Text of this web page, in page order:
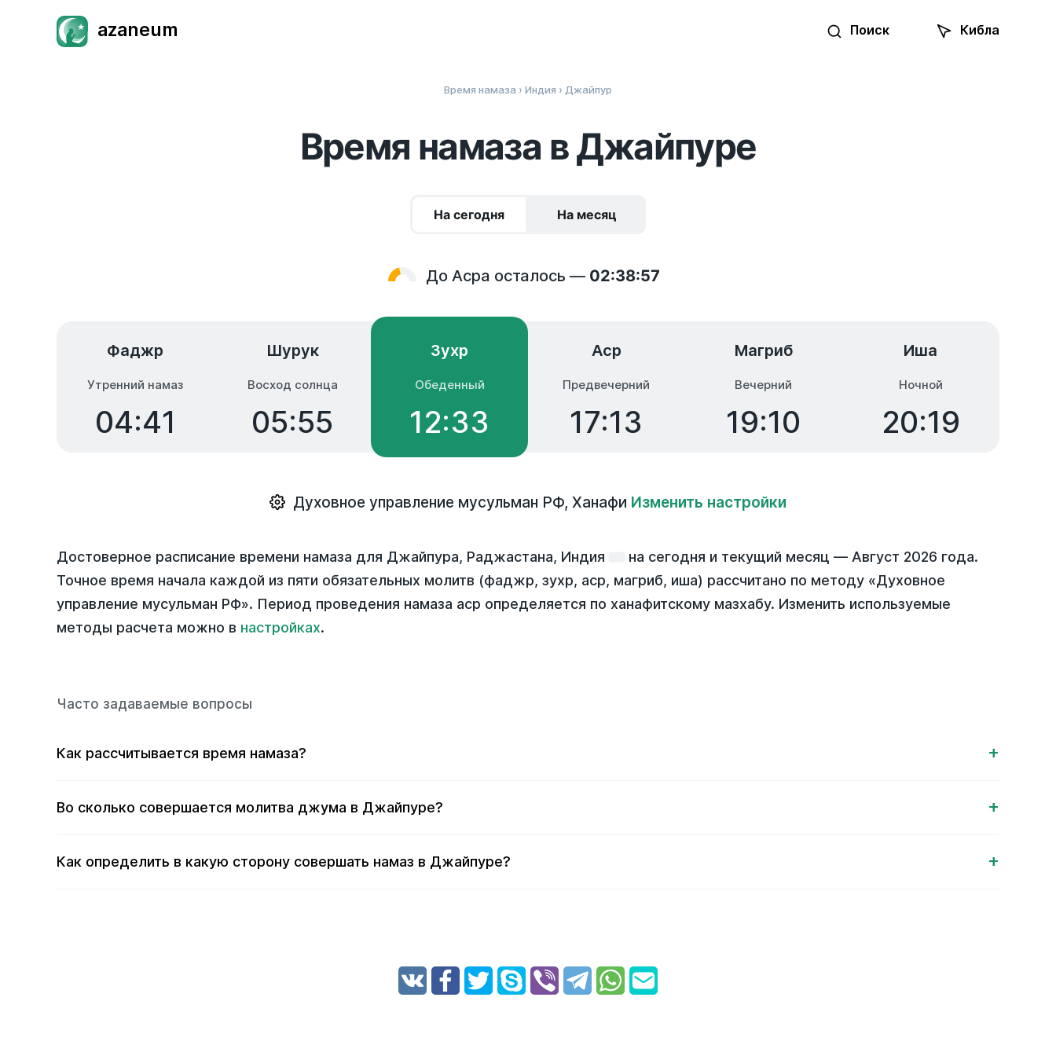
azaneum Поиск Кибла
Время намаза › Индия › Джайпур
Время намаза в Джайпуре
На сегодня На месяц
До Асра осталось — 02:38:56
Фаджр
Утренний намаз
04:41
Шурук
Восход солнца
05:55
Зухр
Обеденный
12:33
Аср
Предвечерний
17:13
Магриб
Вечерний
19:10
Иша
Ночной
20:19
Духовное управление мусульман РФ, Ханафи Изменить настройки
Достоверное расписание времени намаза для Джайпура, Раджастана, Индия на сегодня и текущий месяц — Август 2026 года.
Точное время начала каждой из пяти обязательных молитв (фаджр, зухр, аср, магриб, иша) рассчитано по методу «Духовное
управление мусульман РФ». Период проведения намаза аср определяется по ханафитскому мазхабу. Изменить используемые
методы расчета можно в настройках.
Часто задаваемые вопросы
Как рассчитывается время намаза?
Во сколько совершается молитва джума в Джайпуре?
Как определить в какую сторону совершать намаз в Джайпуре?